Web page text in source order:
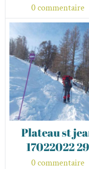
0 commentaire
Plateau st
17022022 29
0 commentaire